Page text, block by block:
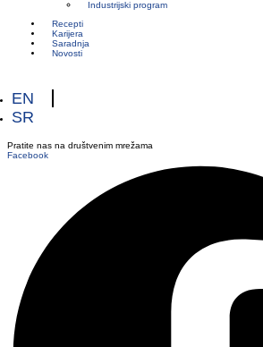
Industrijski program
Recepti
Karijera
Saradnja
Novosti
EN
SR
Pratite nas na društvenim mrežama
Facebook